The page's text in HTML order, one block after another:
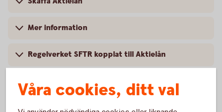
Mer information
Regelverket SFTR kopplat till Aktielån
Frågor och Svar om
SFTR/Transaktionsrapportering
Våra cookies, ditt val